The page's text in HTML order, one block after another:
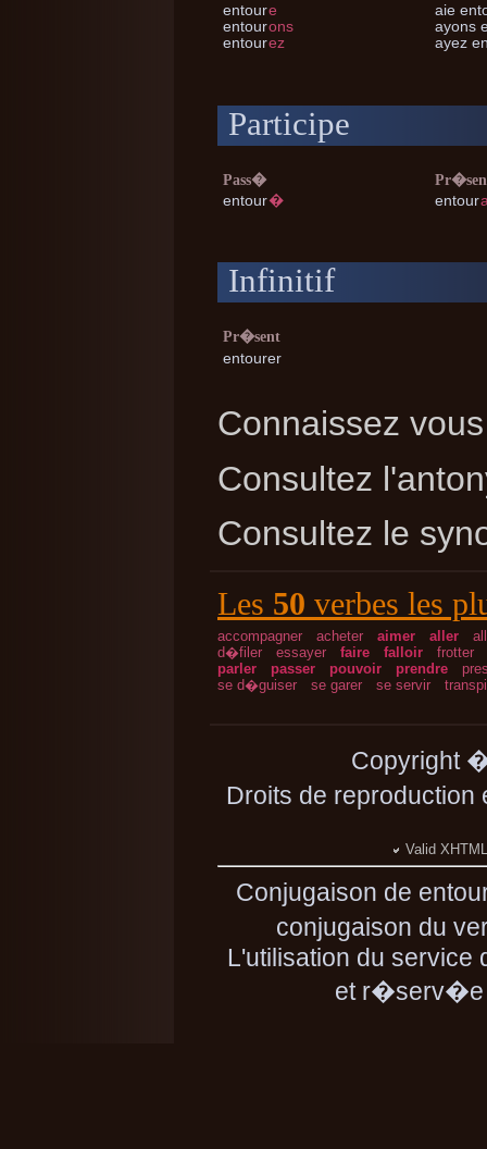
entoure
entourons
entourez
aie
ayons
ayez
Participe
Pass�
entour�
entour
Infinitif
Pr�sent
entourer
Connaissez
Consultez
Consultez le
Les 50 verbes les
accompagner acheter aimer aller
d�filer
essayer faire falloir
frotter
parler
passer pouvoir prendre
se d�guiser
se garer se servir
Copyright
Droits de
Valid
Conjugaison de
conjugaison du
L'utilisation du service
et r�serv�e